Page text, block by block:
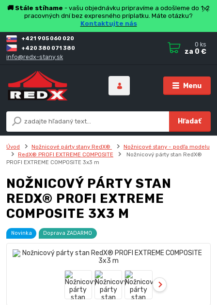
🚚 Stále stíhame - vašu objednávku pripravíme a odošleme do 1-2
pracovných dní bez expresného príplatku. Máte otázku?
Kontaktujte nás
Menu
Hľadať
+421 905 060 020
+420 380 071 380
info@redx-stany.sk
0 ks
za 0 €
Úvod Nožnicové párty stany RedX®
Nožnicové stany - podľa modelu
RedX® PROFI EXTREME COMPOSITE
Nožnicový párty stan RedX®
PROFI EXTREME COMPOSITE 3x3 m
NOŽNICOVÝ PÁRTY STAN
REDX® PROFI EXTREME
COMPOSITE 3X3 M
Novinka Doprava ZADARMO